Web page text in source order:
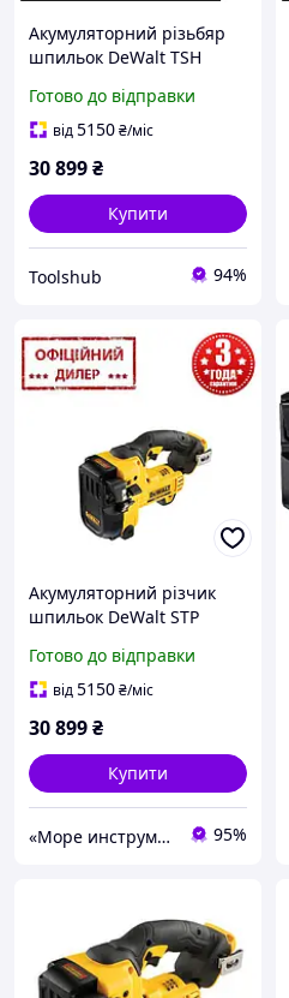
Акумуляторний різьбяр
шпильок DeWalt TSH
ЗУ)
Готово до відправки
від5150₴/міс
30 899₴
Купити
Toolshub 94%
Акумуляторний різчик
шпильок DeWalt STP
ЗП)
Готово до відправки
від5150₴/міс
30 899₴
Купити
«Море инструментов» 95%